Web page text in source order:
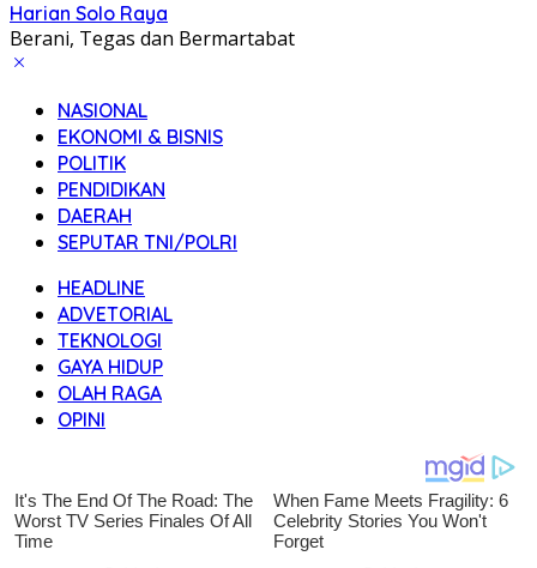
Harian Solo Raya
Berani, Tegas dan Bermartabat
NASIONAL
EKONOMI & BISNIS
POLITIK
PENDIDIKAN
DAERAH
SEPUTAR TNI/POLRI
HEADLINE
ADVETORIAL
TEKNOLOGI
GAYA HIDUP
OLAH RAGA
OPINI